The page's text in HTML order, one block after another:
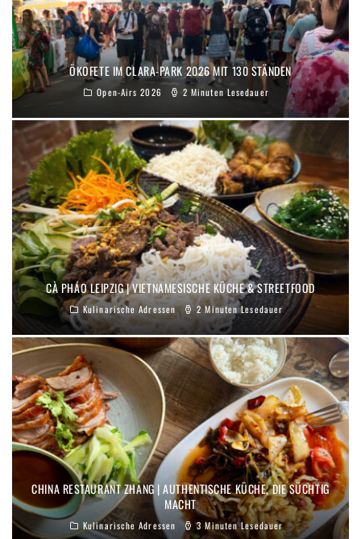
ÖKOFETE IM CLARA-PARK 2026 MIT 130 STÄNDEN
Open-Airs 2026 2 Minuten Lesedauer
CÀ PHÁO LEIPZIG | VIETNAMESISCHE KÜCHE & STREETFOOD
Kulinarische Adressen 2 Minuten Lesedauer
CHINA RESTAURANT ZHANG | AUTHENTISCHE KÜCHE, DIE SÜCHTIG
MACHT
Kulinarische Adressen 3 Minuten Lesedauer